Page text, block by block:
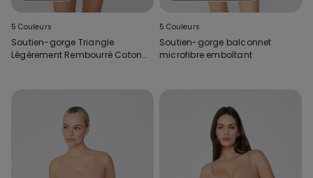
5 Couleurs
Soutien-gorge Triangle
Légèrement Rembourré Coton
5 Couleurs
Soutien-gorge balconnet
microfibre emboîtant